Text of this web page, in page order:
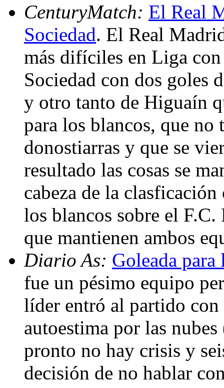
CenturyMatch: El Real
Sociedad. El Real
más difíciles en Liga
Sociedad con dos goles
y otro tanto de Higuaín
para los blancos, que
donostiarras y que se
resultado las cosas se
cabeza de la
los blancos sobre el
que mantienen ambos
Diario As: Goleada para
fue un pésimo equipo
líder entró al partido con
autoestima por las
pronto no hay crisis y
decisión de no hablar